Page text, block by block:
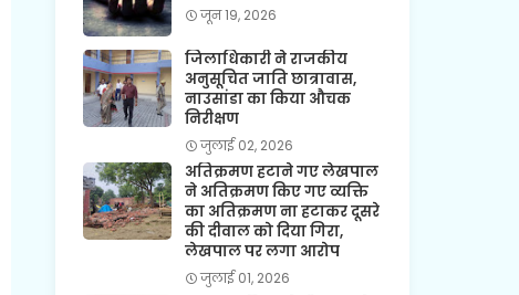
जून 19, 2026
जिलाधिकारी ने राजकीय
अनुसूचित जाति छात्रावास,
नाउसांडा का किया औचक
निरीक्षण
जुलाई 02, 2026
अतिक्रमण हटाने गए लेखपाल
ने अतिक्रमण किए गए व्यक्ति
का अतिक्रमण ना हटाकर दूसरे
की दीवाल को दिया गिरा,
लेखपाल पर लगा आरोप
जुलाई 01, 2026